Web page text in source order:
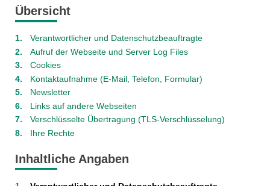
Übersicht
Verantwortlicher und Datenschutzbeauftragte
Aufruf der Webseite und Server Log Files
Cookies
Kontaktaufnahme (E-Mail, Telefon, Formular)
Newsletter
Links auf andere Webseiten
Verschlüsselte Übertragung (TLS-Verschlüsselung)
Ihre Rechte
Inhaltliche Angaben